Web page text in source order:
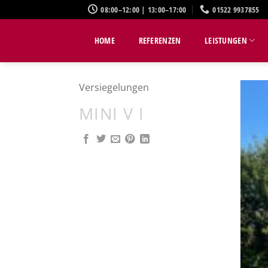
Inhalt
08:00–12:00 | 13:00–17:00 01522 9937855
HOME REFERENZEN LEISTUNGEN
Versiegelungen
MINI V I